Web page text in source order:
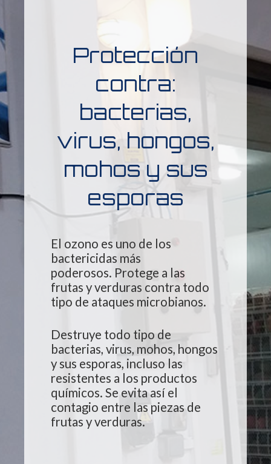
Protección
contra:
bacterias,
virus, hongos,
mohos y sus
esporas
El ozono es uno de los
bactericidas más
poderosos. Protege a las
frutas y verduras contra todo
tipo de ataques microbianos.
Destruye todo tipo de
bacterias, virus, mohos, hongos
y sus esporas, incluso las
resistentes a los productos
químicos. Se evita así el
contagio entre las piezas de
frutas y verduras.